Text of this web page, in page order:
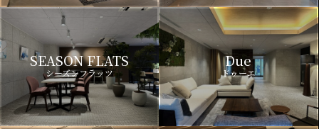
SEASON FLATS
シーズンフラッツ
Due
ドゥーエ